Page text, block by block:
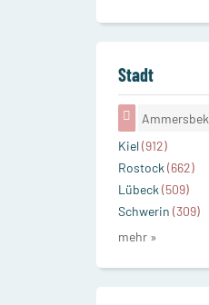
Stadt
Ammersbek
Kiel(912)
Rostock(662)
Lübeck(509)
Schwerin (309)
mehr »